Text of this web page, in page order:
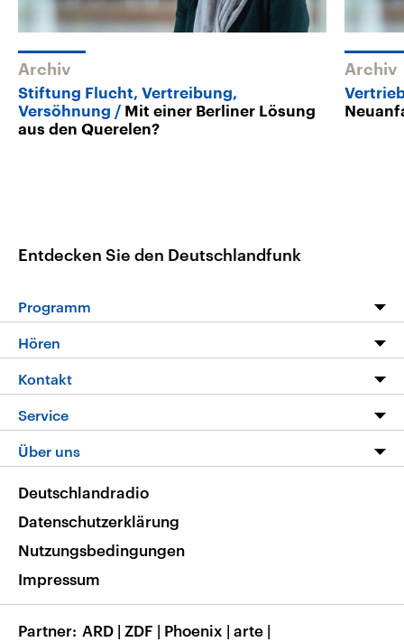
Archiv
Stiftung Flucht, Vertreibung,
Versöhnung
Mit einer Berliner Lösung
aus den Querelen?
Archiv
Entdecken Sie den Deutschlandfunk
Programm
Programm
Die Nachrichten
Nachrichtenleicht
Neue Beiträge auf dlf.de
Hören
Livestream
Podcasts
Deutschlandfunk App
Nachrichten App
Frequenzen
Kontakt
Hörerservice
Service
FAQ
Veranstaltungen
Musikliste
RSS
Über uns
Barrierefreiheit
Deutschlandradio
Datenschutzerklärung
Nutzungsbedingungen
Impressum
Partner ARD | ZDF | Phoenix | arte |